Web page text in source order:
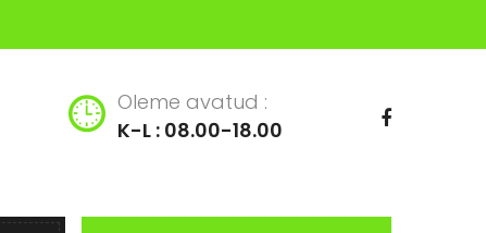
Oleme avatud :
K-L : 08.00-18.00